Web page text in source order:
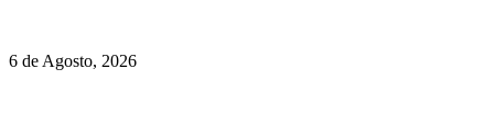
6 de Agosto, 2026